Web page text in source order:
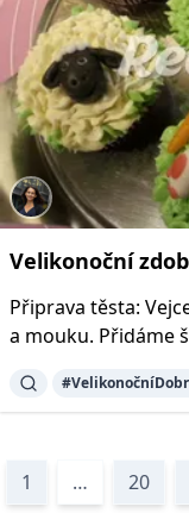
Velikonoční
Připrava těsta:
a mouku. Přidáme
#
1 … 20